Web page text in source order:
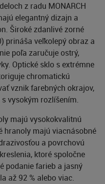
z radu MONARCH
elegantný dizajn a
Široké zdanlivé zorné
prináša veľkolepý obraz a
poľa zaručuje ostrý,
Optické sklo s extrémne
chromatickú
vznik farebných okrajov,
vysokým rozlíšením.
majú vysokokvalitnú
hranoly majú viacnásobné
a povrchovú
ktoré spoločne
podanie farieb a jasný
až 92 % alebo viac.